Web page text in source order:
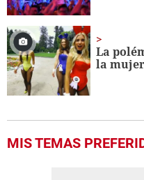
La
la mujer
MIS TEMAS